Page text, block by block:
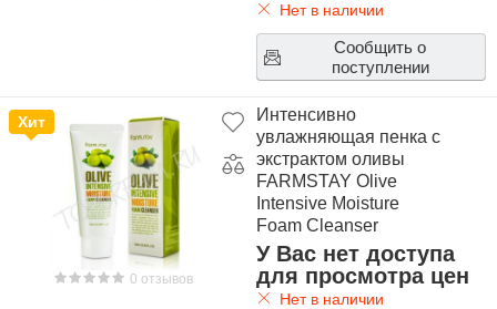
Нет в наличии
Сообщить о
поступлении
0 отзывов
Хит
Интенсивно
увлажняющая пенка с
экстрактом оливы
FARMSTAY Olive
Intensive Moisture
Foam Cleanser
У Вас нет доступа
для просмотра цен
Нет в наличии